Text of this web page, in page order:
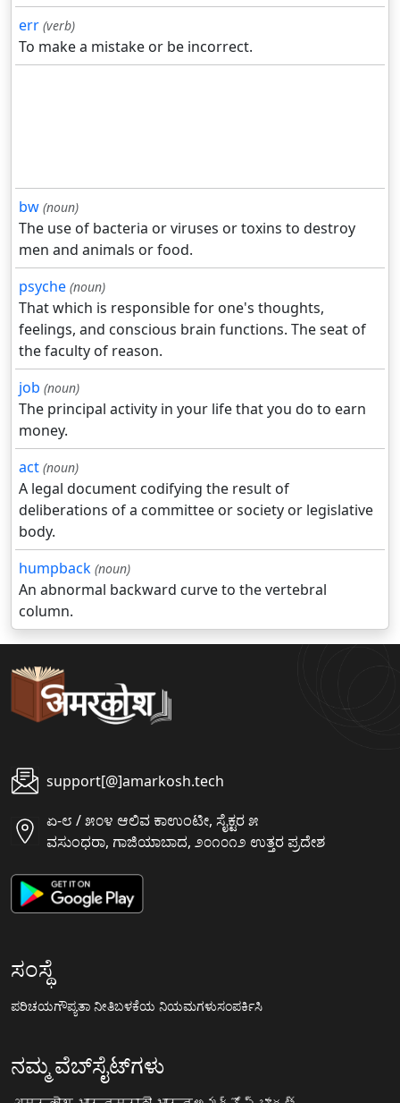
err (verb)
To make a mistake or be incorrect.
bw (noun)
The use of bacteria or viruses or toxins to destroy
men and animals or food.
psyche (noun)
That which is responsible for one's thoughts,
feelings, and conscious brain functions. The seat of
the faculty of reason.
job (noun)
The principal activity in your life that you do to earn
money.
act (noun)
A legal document codifying the result of
deliberations of a committee or society or legislative
body.
humpback (noun)
An abnormal backward curve to the vertebral
column.
support[@]amarkosh.tech
ಏ-೮ / ೫೦೪ ಆಲಿವ ಕಾಉಂಟೀ, ಸೈಕ್ಟರ ೫
ವಸುಂಧರಾ, ಗಾಜಿಯಾಬಾದ, ೨೦೧೦೧೨ ಉತ್ತರ ಪ್ರದೇಶ
ಸಂಸ್ಥೆ
ಪರಿಚಯಗೌಪ್ಯತಾ ನೀತಿಬಳಕೆಯ ನಿಯಮಗಳುಸಂಪರ್ಕಿಸಿ
ನಮ್ಮ ವೆಬ್‌ಸೈಟ್‌ಗಳು